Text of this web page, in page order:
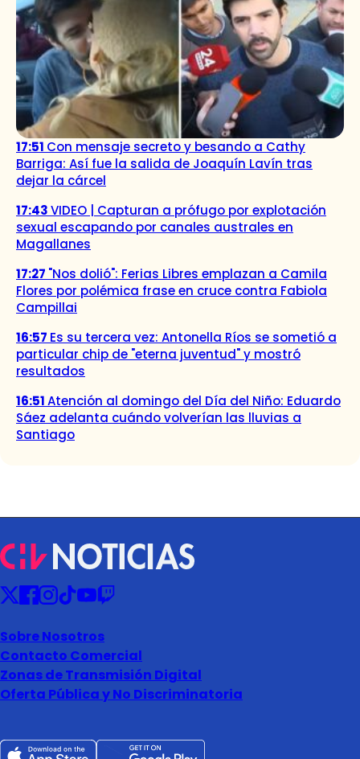
17:51 Con mensaje secreto y besando a Cathy
Barriga: Así fue la salida de Joaquín Lavín tras
dejar la cárcel
17:43VIDEO | Capturan a prófugo por explotación
sexual escapando por canales australes en
Magallanes
17:27 "Nos dolió": Ferias Libres emplazan a Camila
Flores por polémica frase en cruce contra Fabiola
Campillai
16:57 Es su tercera vez: Antonella Ríos se sometió a
particular chip de "eterna juventud" y mostró
resultados
16:51Atención al domingo del Día del Niño: Eduardo
Sáez adelanta cuándo volverían las lluvias a
Santiago
Sobre Nosotros
Contacto Comercial
Zonas de Transmisión Digital
Oferta Pública y No Discriminatoria